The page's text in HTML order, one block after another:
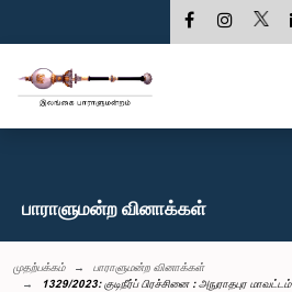
பாராளுமன்ற வினாக்கள்
முதற்பக்கம்
பாராளுமன்ற வினாக்கள்
1329/2023: குடிநீர்ப் பிரச்சினை : அநுராதபுர மாவட்டம்